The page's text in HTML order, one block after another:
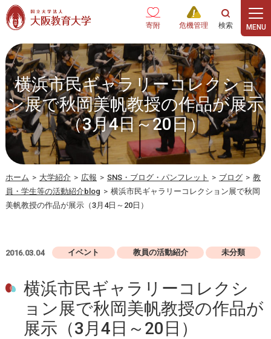
本文へ
寄附 危機管理
横浜市民ギャラリーコレクショ
ン展で秋岡美帆教授の作品が展示
（3月4日～20日）
ホーム > 大学紹介 > 広報 > SNS・ブログ・パンフレット > ブログ > 教
員・学生等の活動紹介blog > 横浜市民ギャラリーコレクション展で秋岡
美帆教授の作品が展示（3月4日～20日）
2016.03.04 イベント 教員の活動紹介 未分類
横浜市民ギャラリーコレクシ
ョン展で秋岡美帆教授の作品が
展示（3月4日～20日）